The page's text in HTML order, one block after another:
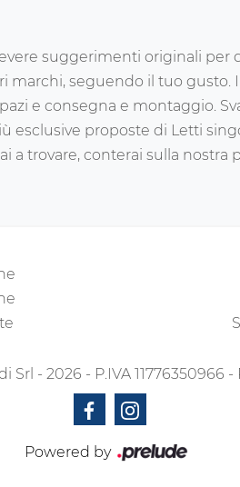
suggerimenti originali
marchi, seguendo il tuo gusto.
e consegna e montaggio.
proposte di Letti
a trovare, conterai sulla
Srl - 2026 - P.IVA 11776350966 -
Powered by